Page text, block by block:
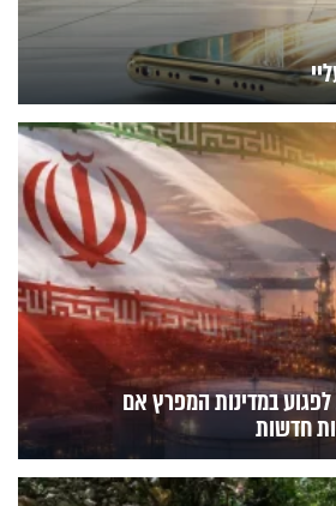
לפגוע במדינות המפרץ אם
חדשות